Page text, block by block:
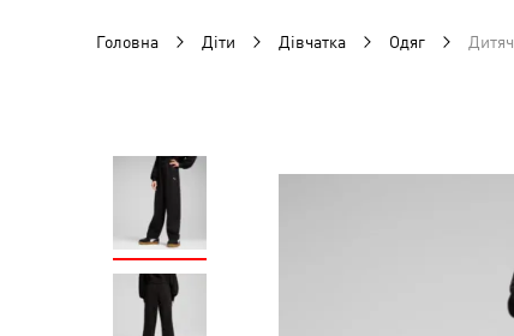
Головна Діти Дівчатка Одяг